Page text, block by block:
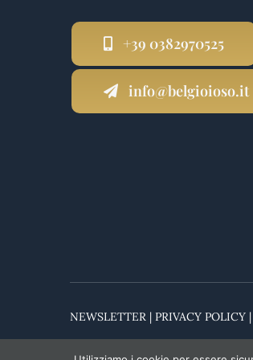
+39 0382970525
info@belgioioso.it
NEWSLETTER | PRIVACY POLICY |